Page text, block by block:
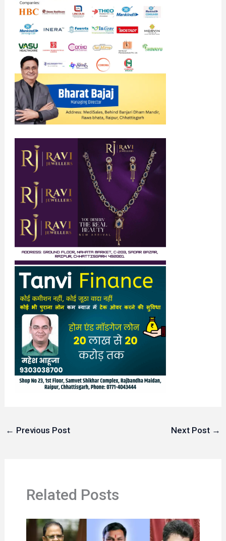
← Previous Post Next Post →
Related Posts